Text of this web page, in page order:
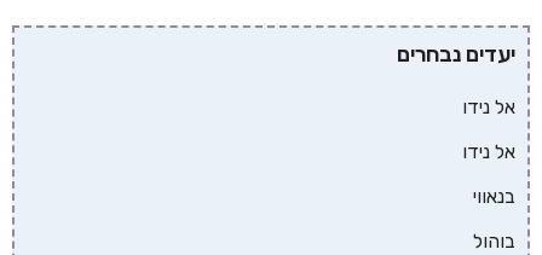
יעדים נבחרים
אל נידו
אל נידו
בנאווי
בוהול